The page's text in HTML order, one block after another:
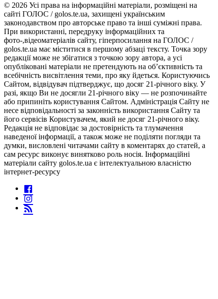
© 2026 Усі права на інформаційні матеріали, розміщені на
сайті ГОЛОС / golos.te.ua, захищені українським
законодавством про авторське право та інші суміжні права.
При використанні, передруку інформаційних та
фото-,відеоматеріалів сайту, гіперпосилання на ГОЛОС /
golos.te.ua має міститися в першому абзаці тексту. Точка зору
редакції може не збігатися з точкою зору автора, а усі
опубліковані матеріали не претендують на об’єктивність та
всебічність висвітлення теми, про яку йдеться. Користуючись
Сайтом, відвідувач підтверджує, що досяг 21-річного віку. У
разі, якщо Ви не досягли 21-річного віку — не розпочинайте
або припиніть користування Сайтом. Адміністрація Сайту не
несе відповідальності за законність використання Сайту та
його сервісів Користувачем, який не досяг 21-річного віку.
Редакція не відповідає за достовірність та тлумачення
наведеної інформації, а також може не поділяти погляди та
думки, висловлені читачами сайту в коментарях до статей, а
сам ресурс виконує винятково роль носія. Інформаційні
матеріали сайту golos.te.ua є інтелектуальною власністю
інтернет-ресурсу